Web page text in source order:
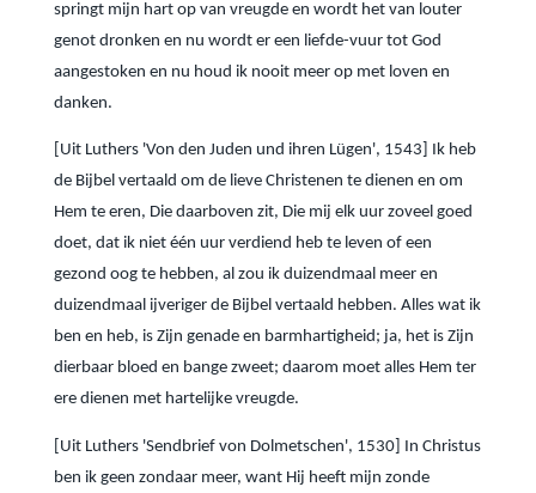
springt mijn hart op van vreugde en wordt het van louter
genot dronken en nu wordt er een liefde-vuur tot God
aangestoken en nu houd ik nooit meer op met loven en
danken.
[Uit Luthers 'Von den Juden und ihren Lügen', 1543] Ik heb
de Bijbel vertaald om de lieve Christenen te dienen en om
Hem te eren, Die daarboven zit, Die mij elk uur zoveel goed
doet, dat ik niet één uur verdiend heb te leven of een
gezond oog te hebben, al zou ik duizendmaal meer en
duizendmaal ijveriger de Bijbel vertaald hebben. Alles wat ik
ben en heb, is Zijn genade en barmhartigheid; ja, het is Zijn
dierbaar bloed en bange zweet; daarom moet alles Hem ter
ere dienen met hartelijke vreugde.
[Uit Luthers 'Sendbrief von Dolmetschen', 1530] In Christus
ben ik geen zondaar meer, want Hij heeft mijn zonde